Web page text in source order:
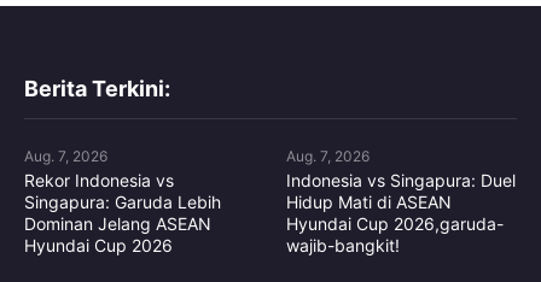
Berita Terkini:
Aug. 7, 2026
Rekor Indonesia vs
Singapura: Garuda Lebih
Dominan Jelang ASEAN
Hyundai Cup 2026
Aug. 7, 2026
Indonesia vs Singapura: Duel
Hidup Mati di ASEAN
Hyundai Cup 2026,garuda-
wajib-bangkit!